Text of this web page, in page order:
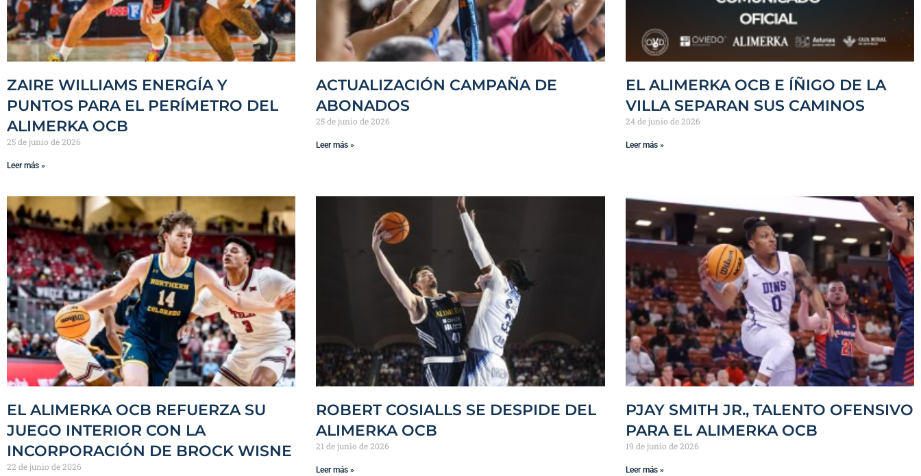
ZAIRE WILLIAMS ENERGÍA Y
PUNTOS PARA EL PERÍMETRO DEL
ALIMERKA OCB
25 de junio de 2026
Leer más »
ACTUALIZACIÓN CAMPAÑA DE
ABONADOS
25 de junio de 2026
Leer más »
EL ALIMERKA OCB E ÍÑIGO DE LA
VILLA SEPARAN SUS CAMINOS
24 de junio de 2026
Leer más »
EL ALIMERKA OCB REFUERZA SU
JUEGO INTERIOR CON LA
INCORPORACIÓN DE BROCK WISNE
22 de junio de 2026
ROBERT COSIALLS SE DESPIDE DEL
ALIMERKA OCB
21 de junio de 2026
Leer más »
PJAY SMITH JR., TALENTO OFENSIVO
PARA EL ALIMERKA OCB
19 de junio de 2026
Leer más »